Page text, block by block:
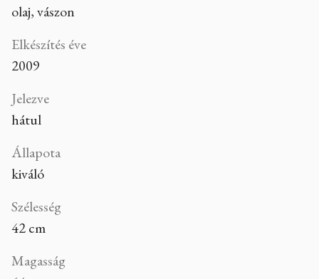
olaj, vászon
Elkészítés éve
2009
Jelezve
hátul
Állapota
kiváló
Szélesség
42 cm
Magasság